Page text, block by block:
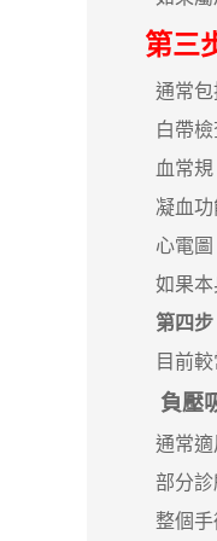
第三
通常包
白帶檢
血常規
凝血功
心電圖
如果本
第四
目前較
負壓
通常適
部分診所
整個手術